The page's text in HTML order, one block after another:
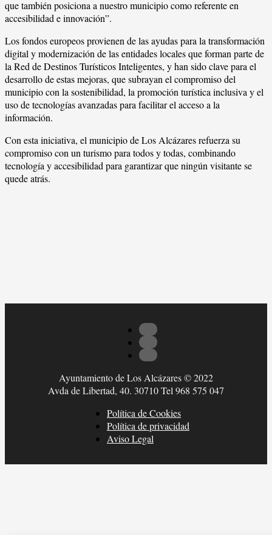
que también posiciona a nuestro municipio como referente en
accesibilidad e innovación”.
Los fondos europeos provienen de las ayudas para la transformación
digital y modernización de las entidades locales que forman parte de
la Red de Destinos Turísticos Inteligentes, y han sido clave para el
desarrollo de estas mejoras, que subrayan el compromiso del
municipio con la sostenibilidad, la promoción turística inclusiva y el
uso de tecnologías avanzadas para facilitar el acceso a la
información.
Con esta iniciativa, el municipio de Los Alcázares refuerza su
compromiso con un turismo para todos y todas, combinando
tecnología y accesibilidad para garantizar que ningún visitante se
quede atrás.
Ayuntamiento de Los Alcázares © 2022
Avda de Libertad, 40. 30710 Tel 968 575 047
Política de Cookies
Política de privacidad
Aviso Legal